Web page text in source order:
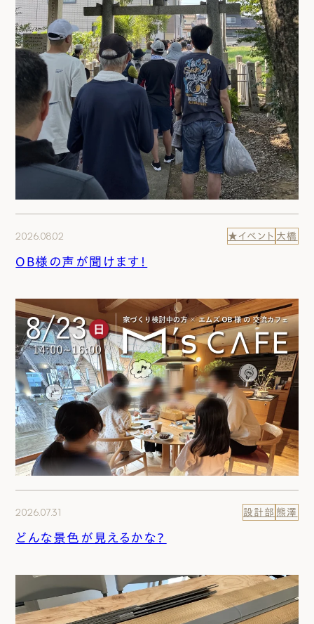
2026.08.02 ★イベント 大橋
OB様の声が聞けます！
2026.07.31 設計部 熊澤
どんな景色が見えるかな？